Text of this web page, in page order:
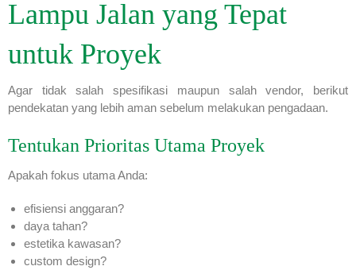
Lampu Jalan yang Tepat
untuk Proyek
Agar tidak salah spesifikasi maupun salah vendor, berikut
pendekatan yang lebih aman sebelum melakukan pengadaan.
Tentukan Prioritas Utama Proyek
Apakah fokus utama Anda:
efisiensi anggaran?
daya tahan?
estetika kawasan?
custom design?